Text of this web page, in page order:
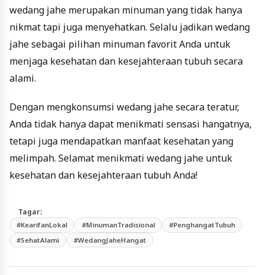
wedang jahe merupakan minuman yang tidak hanya
nikmat tapi juga menyehatkan. Selalu jadikan wedang
jahe sebagai pilihan minuman favorit Anda untuk
menjaga kesehatan dan kesejahteraan tubuh secara
alami.
Dengan mengkonsumsi wedang jahe secara teratur,
Anda tidak hanya dapat menikmati sensasi hangatnya,
tetapi juga mendapatkan manfaat kesehatan yang
melimpah. Selamat menikmati wedang jahe untuk
kesehatan dan kesejahteraan tubuh Anda!
Tagar:
#KearifanLokal #MinumanTradisional
#PenghangatTubuh
#SehatAlami
#WedangJaheHangat